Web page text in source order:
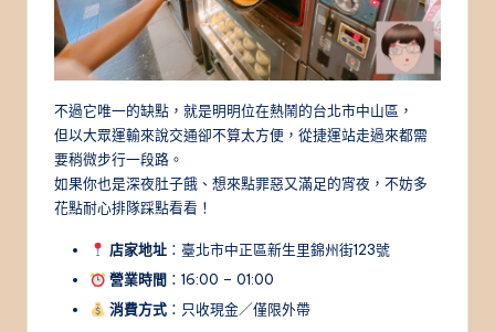
不過它唯一的缺點，就是明明位在熱鬧的台北市中山區，
但以大眾運輸來說交通卻不算太方便，從捷運站走過來都需
要稍微步行一段路。
如果你也是深夜肚子餓、想來點罪惡又滿足的宵夜，不妨多
花點耐心排隊踩點看看！
店家地址：臺北市中正區新生里錦州街123號
營業時間：16:00 – 01:00
消費方式：只收現金／僅限外帶